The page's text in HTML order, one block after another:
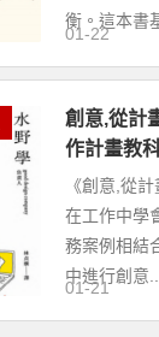
衡。這本書
01-22
創意,從計
作計畫教
《創意,從
在工作中學
務案例相結
中進行創意...
01-21